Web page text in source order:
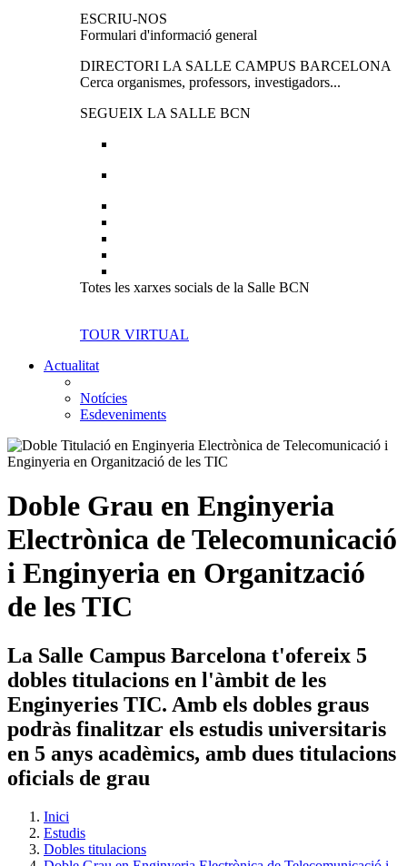
ESCRIU-NOS
Formulari d'informació general
DIRECTORI LA SALLE CAMPUS BARCELONA
Cerca organismes, professors, investigadors...
SEGUEIX LA SALLE BCN
Totes les xarxes socials de la Salle BCN
TOUR VIRTUAL
Actualitat
Notícies
Esdeveniments
Doble Grau en Enginyeria
Electrònica de Telecomunicació
i Enginyeria en Organització
de les TIC
La Salle Campus Barcelona t'ofereix 5
dobles titulacions en l'àmbit de les
Enginyeries TIC. Amb els dobles graus
podràs finalitzar els estudis universitaris
en 5 anys acadèmics, amb dues titulacions
oficials de grau
Inici
Estudis
Dobles titulacions